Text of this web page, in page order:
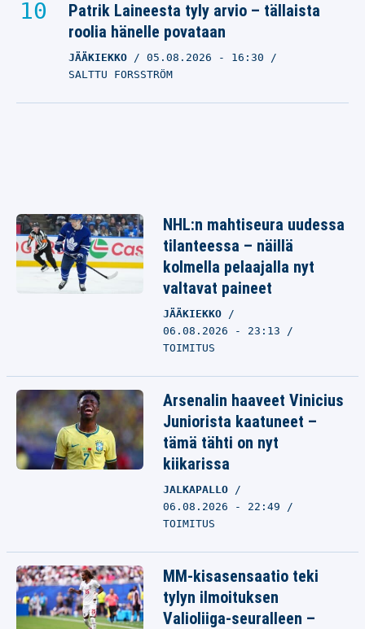
Patrik Laineesta tyly arvio – tällaista
roolia hänelle povataan
JÄÄKIEKKO 05.08.2026 - 16:30
SALTTU FORSSTRÖM
NHL:n mahtiseura uudessa
tilanteessa – näillä
kolmella pelaajalla nyt
valtavat paineet
JÄÄKIEKKO
06.08.2026 - 23:13
TOIMITUS
Arsenalin haaveet Vinicius
Juniorista kaatuneet –
tämä tähti on nyt
kiikarissa
JALKAPALLO
06.08.2026 - 22:49
TOIMITUS
MM-kisasensaatio teki
tylyn ilmoituksen
Valioliiga-seuralleen –